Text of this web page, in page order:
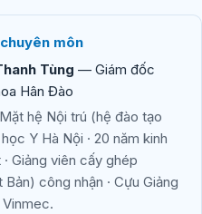
môn
Tùng — Giám đốc
Hân Đào
hệ Nội trú (hệ đào tạo
Y Hà Nội · 20 năm kinh
Giảng viên cấy ghép
công nhận · Cựu Giảng